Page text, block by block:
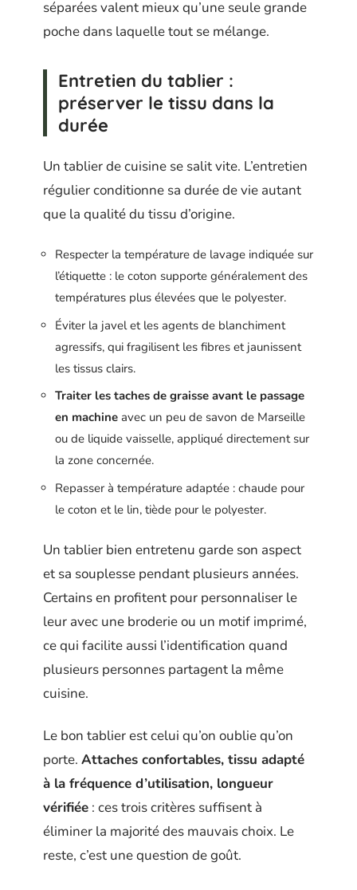
séparées valent mieux qu’une seule grande
poche dans laquelle tout se mélange.
Entretien du tablier :
préserver le tissu dans la
durée
Un tablier de cuisine se salit vite. L’entretien
régulier conditionne sa durée de vie autant
que la qualité du tissu d’origine.
Respecter la température de lavage indiquée sur
l’étiquette : le coton supporte généralement des
températures plus élevées que le polyester.
Éviter la javel et les agents de blanchiment
agressifs, qui fragilisent les fibres et jaunissent
les tissus clairs.
Traiter les taches de graisse avant le passage
en machine avec un peu de savon de Marseille
ou de liquide vaisselle, appliqué directement sur
la zone concernée.
Repasser à température adaptée : chaude pour
le coton et le lin, tiède pour le polyester.
Un tablier bien entretenu garde son aspect
et sa souplesse pendant plusieurs années.
Certains en profitent pour personnaliser le
leur avec une broderie ou un motif imprimé,
ce qui facilite aussi l’identification quand
plusieurs personnes partagent la même
cuisine.
Le bon tablier est celui qu’on oublie qu’on
porte. Attaches confortables, tissu adapté
à la fréquence d’utilisation, longueur
vérifiée : ces trois critères suffisent à
éliminer la majorité des mauvais choix. Le
reste, c’est une question de goût.